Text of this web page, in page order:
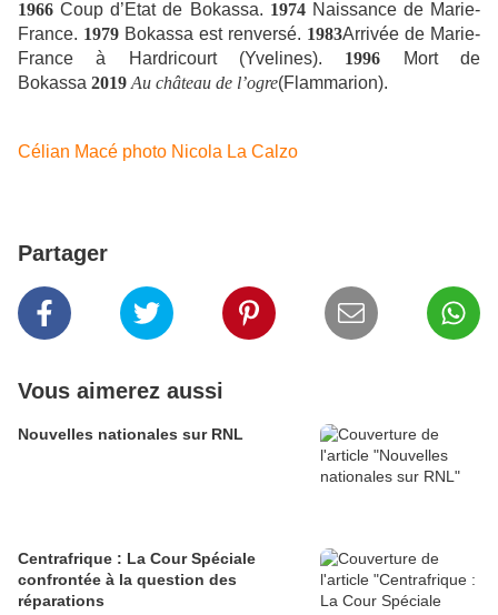
1966 Coup d’Etat de Bokassa. 1974Naissance de Marie-
France. 1979 Bokassa est renversé. 1983Arrivée de Marie-
France à Hardricourt (Yvelines). 1996 Mort de
Bokassa 2019 Au château de l’ogre(Flammarion).
Célian Macé photo Nicola La Calzo
Partager
Vous aimerez aussi
Nouvelles nationales sur RNL
Centrafrique : La Cour Spéciale
confrontée à la question des
réparations